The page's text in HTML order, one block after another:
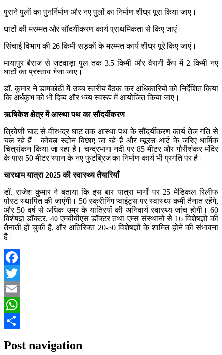
पुराने पुलों का पुनर्निर्माण और नए पुलों का निर्माण शीघ्र पूरा किया जाए।
घाटों की मरम्मत और सौंदर्यीकरण कार्य प्राथमिकता से किए जाएं।
सिंचाई विभाग की 26 किमी सड़कों के मरम्मत कार्य शीघ्र पूरे किए जाएं।
मायापुर बैराज से जटवाड़ा पुल तक 3.5 किमी और वैरागी कैंप में 2 किमी नए
घाटों का प्रस्ताव भेजा जाए।
डॉ. कुमार ने डामकोठी में उच्च स्तरीय बैठक कर अधिकारियों को निर्देशित किया
कि अर्धकुंभ को भी दिव्य और भव्य स्वरूप में आयोजित किया जाए।
ऋषिकेश क्षेत्र में आस्था पथ का सौंदर्यीकरण
त्रिवेणी घाट से वीरभद्र घाट तक आस्था पथ के सौंदर्यीकरण कार्य तेज गति से
चल रहे हैं। कोबल स्टोन बिछाए जा रहे हैं और म्यूरल आर्ट के जरिए धार्मिक
चित्रांकन किया जा रहा है। चन्द्रभागा नदी पर 85 मीटर और गौरीशंकर मंदिर
के पास 50 मीटर स्पान के नए फुटब्रिज का निर्माण कार्य भी प्रगति पर है।
चारधाम यात्रा 2025 की स्वास्थ्य तैयारियाँ
डॉ. राजेश कुमार ने बताया कि इस बार यात्रा मार्गों पर 25 मेडिकल रिलीफ
पोस्ट स्थापित की जाएंगी। 50 स्क्रीनिंग प्वाइंट्स पर स्वास्थ्य कर्मी तैनात रहेंगे,
और 50 वर्ष से अधिक उम्र के यात्रियों की अनिवार्य स्वास्थ्य जांच होगी। 60
विशेषज्ञ डॉक्टर, 40 एमबीबीएस डॉक्टर तथा एम्स संस्थानों से 16 विशेषज्ञों की
तैनाती हो चुकी है, और अतिरिक्त 20-30 विशेषज्ञों के शामिल होने की संभावना
है।
Facebook
Twitter
Email
WhatsApp
Post navigation